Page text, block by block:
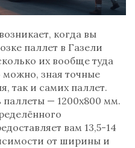
когда вы
паллет в Газели
их вообще туда
можно, зная точные
так и самих паллет.
паллеты — 1200x800 мм.
вам 13,5-14
от ширины и